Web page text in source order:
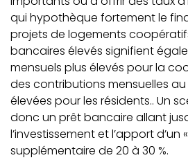
qui hypothèque fortement le
projets de logements
bancaires élevés signifient
mensuels plus élevés pour la
des contributions mensuelles
élevées pour les résidents.. Un
donc un prêt bancaire allant
l’investissement et l’apport
supplémentaire de 20 à 30 %.